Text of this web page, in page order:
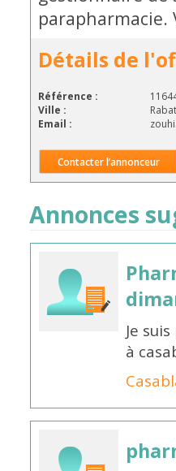
parapharmacie.
Détails de
Référence :
Ville :
Rabat
Email :
Contacter l’annonceur
Annonces
Je
à